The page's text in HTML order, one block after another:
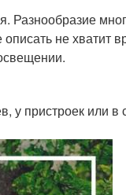
Разнообразие
описать не хватит
у пристроек или в